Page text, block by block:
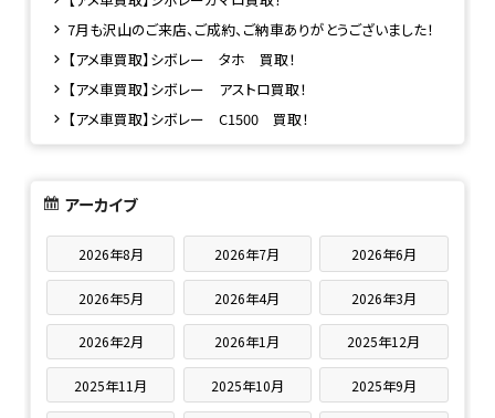
7月も沢山のご来店、ご成約、ご納車ありがとうございました！
【アメ車買取】シボレー タホ 買取！
【アメ車買取】シボレー アストロ買取！
【アメ車買取】シボレー C1500 買取！
アーカイブ
2026年8月 2026年7月 2026年6月
2026年5月 2026年4月 2026年3月
2026年2月 2026年1月 2025年12月
2025年11月 2025年10月 2025年9月